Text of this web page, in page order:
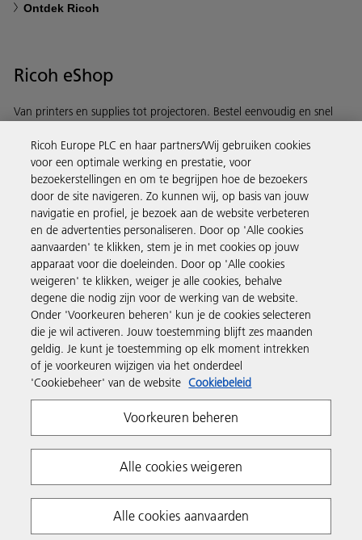
Ontdek Ricoh
Ricoh eShop
Van printers en supplies tot projectoren. Bestel eenvoudig en snel
Ontdek meer
Business Solutions
Producten en services
Support en contact
Inspiratie
Volg Ricoh
Ricoh Europe PLC en haar partners/Wij gebruiken cookies
voor een optimale werking en prestatie, voor
bezoekerstellingen en om te begrijpen hoe de bezoekers
door de site navigeren. Zo kunnen wij, op basis van jouw
navigatie en profiel, je bezoek aan de website verbeteren
en de advertenties personaliseren. Door op 'Alle cookies
aanvaarden' te klikken, stem je in met cookies op jouw
apparaat voor die doeleinden. Door op 'Alle cookies
weigeren' te klikken, weiger je alle cookies, behalve
degene die nodig zijn voor de werking van de website.
Onder 'Voorkeuren beheren' kun je de cookies selecteren
die je wil activeren. Jouw toestemming blijft zes maanden
geldig. Je kunt je toestemming op elk moment intrekken
of je voorkeuren wijzigen via het onderdeel
'Cookiebeheer' van de website Cookiebeleid
Voorkeuren beheren
Alle cookies weigeren
Alle cookies aanvaarden